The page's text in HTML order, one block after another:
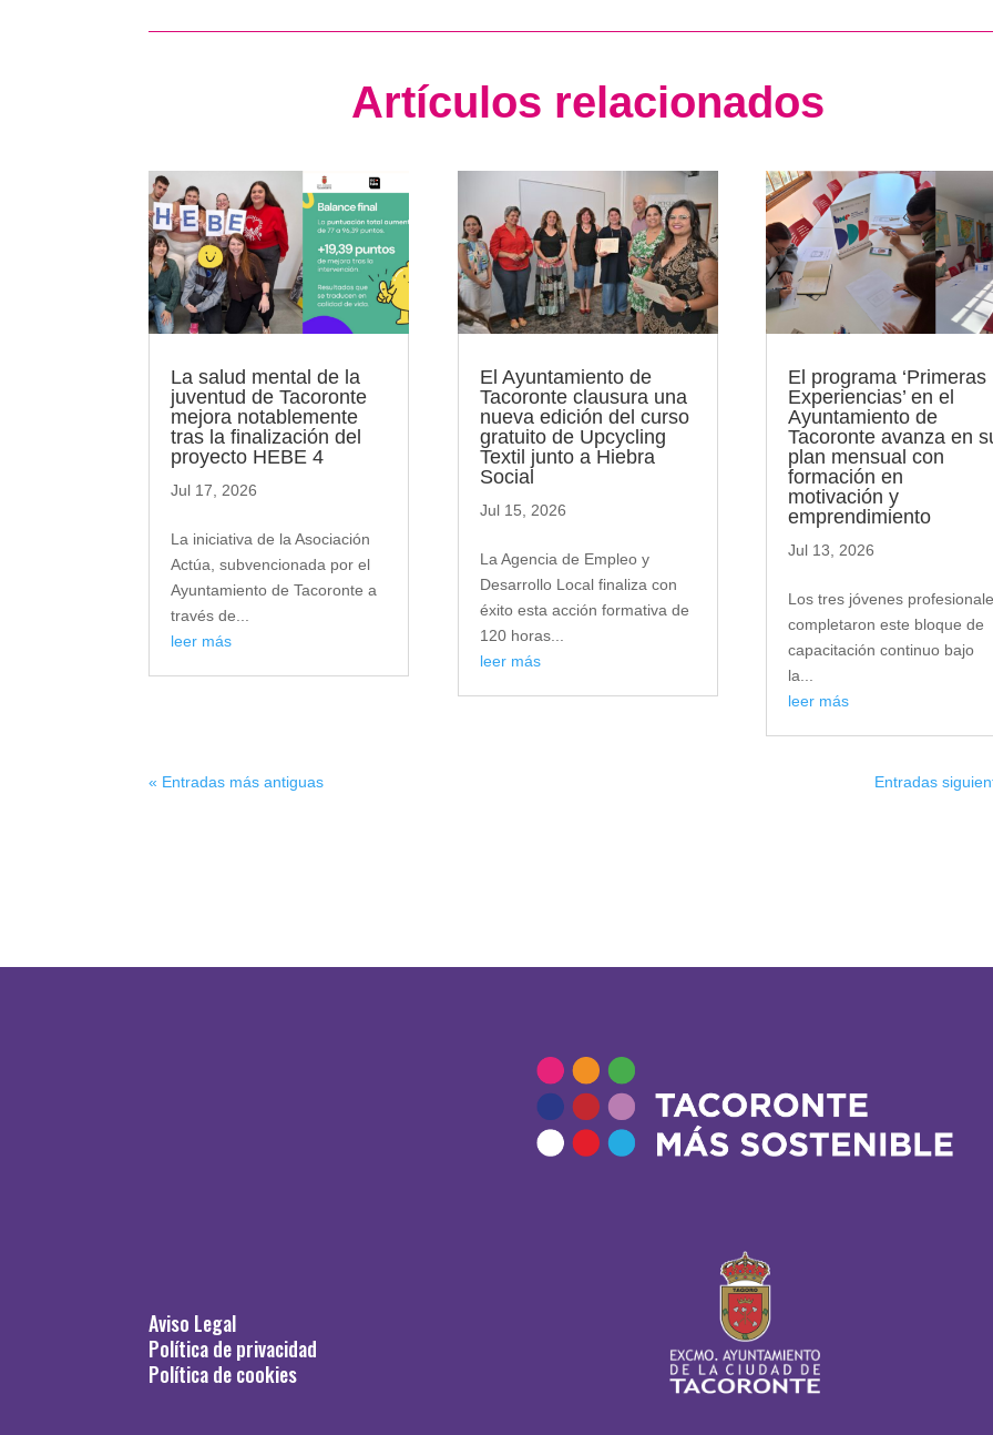
Artículos relacionados
La salud mental de la
juventud de Tacoronte
mejora notablemente
tras la finalización del
proyecto HEBE 4
Jul 17, 2026
La iniciativa de la Asociación
Actúa, subvencionada por el
Ayuntamiento de Tacoronte a
través de...
leer más
El Ayuntamiento de
Tacoronte clausura una
nueva edición del curso
gratuito de Upcycling
Textil junto a Hiebra
Social
Jul 15, 2026
La Agencia de Empleo y
Desarrollo Local finaliza con
éxito esta acción formativa de
120 horas...
leer más
El programa ‘Primeras
Experiencias’ en el
Ayuntamiento de
Tacoronte avanza en
plan mensual con
formación en
motivación y
emprendimiento
Jul 13, 2026
Los tres jóvenes
completaron este bloque de
capacitación continuo bajo
la...
leer más
« Entradas más antiguas Entradas
Aviso Legal
Política de privacidad
Política de cookies